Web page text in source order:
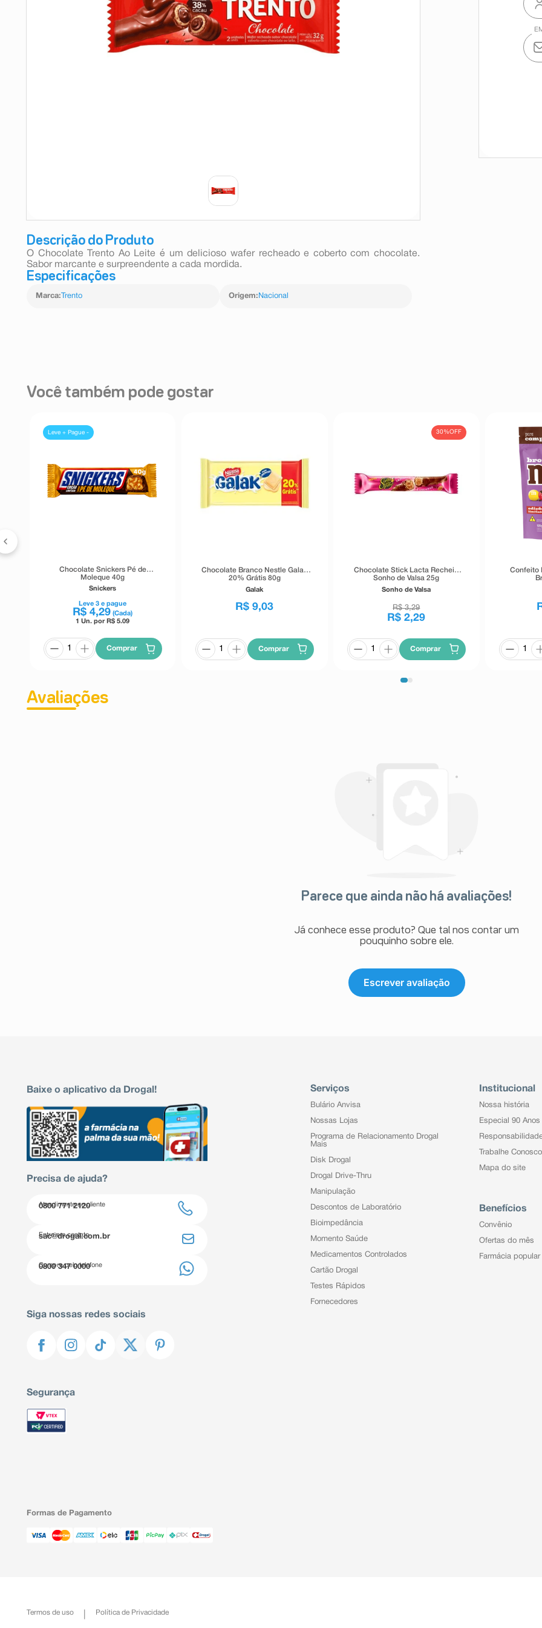
Descrição do Produto
O Chocolate Trento Ao Leite é um delicioso wafer recheado e coberto com chocolate.
Sabor marcante e surpreendente a cada mordida.
Especificações
Marca: Trento Origem: Nacional
Você também pode gostar
Leve + Pague -
Chocolate Snickers Pé de
Moleque 40g
Snickers
Leve3 e pague
R$ 4,29 (Cada)
1 Un. por R$5.09
Comprar
Chocolate Branco Nestle Galak
20% Grátis 80g
Galak
R$ 9,03
Comprar
30%OFF
Chocolate Stick Lacta Recheio
Sonho de Valsa 25g
Sonho de Valsa
R$ 3,29
R$ 2,29
Comprar
Confeito
Avaliações
Parece que ainda não há avaliações!
Já conhece esse produto? Que tal nos contar um
pouquinho sobre ele.
Escrever avaliação
Baixe o aplicativo da Drogal!
Precisa de ajuda?
Atendimento ao cliente
0800 771 2120
Entre em contato
sac@drogal.com.br
Compre pelo telefone
0800 347 0000
Siga nossas redes sociais
Segurança
Serviços
Bulário Anvisa
Nossas Lojas
Programa de Relacionamento Drogal
Mais
Disk Drogal
Drogal Drive-Thru
Manipulação
Descontos de Laboratório
Bioimpedância
Momento Saúde
Medicamentos Controlados
Cartão Drogal
Testes Rápidos
Fornecedores
Institucional
Nossa história
Especial 90 Anos
Trabalhe Conosco
Mapa do site
Benefícios
Convênio
Ofertas do mês
Farmácia popular
Formas de Pagamento
Termos de uso Política de Privacidade
9º absorvente
10ºshampoo